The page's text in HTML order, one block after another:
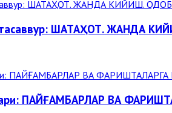
тасаввур: ШАТАҲОТ. ЖАНДА
ПАЙҒАМБАРЛАР ВА